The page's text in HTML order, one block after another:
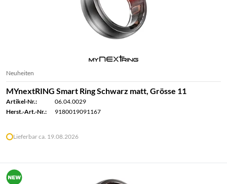
Neuheiten
MYnextRING Smart Ring Schwarz matt, Grösse 11
Artikel-Nr.:
06.04.0029
Herst.-Art.-Nr.:
9180019091167
Lieferbar ca. 19.08.2026